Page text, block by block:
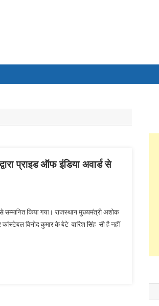
प्राइड ऑफ इंडिया अवार्ड से
सम्मानित किया गया। राजस्थान मुख्यमंत्री अशोक
कांस्टेबल विनोद कुमार के बेटे वारिश सिंह सी है नहीं